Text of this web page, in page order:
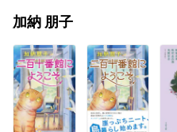
加納 朋子